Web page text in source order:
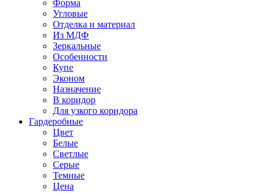
Форма
Угловые
Отделка и материал
Из МДФ
Зеркальные
Особенности
Купе
Эконом
Назначение
В коридор
Для узкого коридора
Гардеробные
Цвет
Белые
Светлые
Серые
Темные
Цена